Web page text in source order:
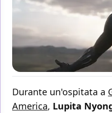
Durante un'ospitata a
America, Lupita